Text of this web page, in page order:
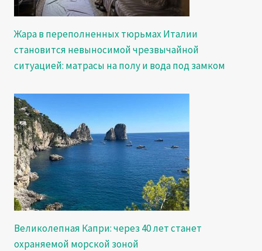
Жара в переполненных тюрьмах Италии
становится невыносимой чрезвычайной
ситуацией: матрасы на полу и вода под замком
Великолепная Капри: через 40 лет станет
охраняемой морской зоной